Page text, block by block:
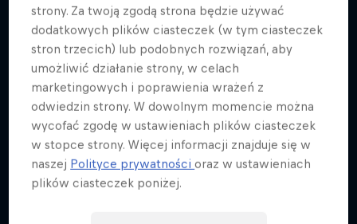
Więcej podobnych
Zobacz świat z kierowcami F1
3 sezon · 11 odcinków
F1
ABC...
Sporty akcji w pigułce
2 sezon · 12 odcinków
strony. Za twoją zgodą strona będzie używać
dodatkowych plików ciasteczek (w tym ciasteczek
stron trzecich) lub podobnych rozwiązań, aby
umożliwić działanie strony, w celach
marketingowych i poprawienia wrażeń z
odwiedzin strony. W dowolnym momencie można
wycofać zgodę w ustawieniach plików ciasteczek
w stopce strony. Więcej informacji znajduje się w
naszej Polityce prywatnościoraz w ustawieniach
plików ciasteczek poniżej.